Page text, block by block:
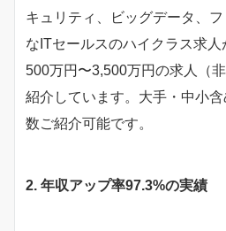
キュリティ、ビッグデータ、
なITセールスのハイクラス求
500万円〜3,500万円の求人（
紹介しています。大手・中小
数ご紹介可能です。
2. 年収アップ率97.3%の実績